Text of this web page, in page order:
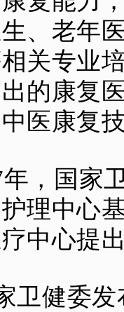
、老年
关专业
的康复
医康复
，国家
理中心
中心提
卫健委